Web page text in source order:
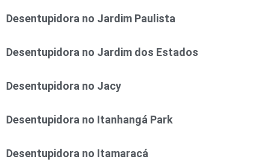
Desentupidora no Jardim Paulista
Desentupidora no Jardim dos Estados
Desentupidora no Jacy
Desentupidora no Itanhangá Park
Desentupidora no Itamaracá